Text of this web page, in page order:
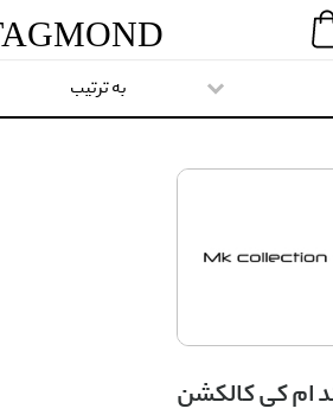
TAGMOND
ام کی کالکشن
به ترتیب